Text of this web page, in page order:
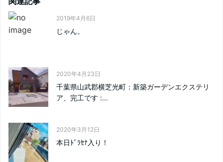
2019年4月6日
じゃん。
2020年4月23日
千葉県山武郡横芝光町：新築ガーデンエクステリ
ア、完工です :...
2020年3月12日
本日ﾄﾞﾗｾﾅ入り！